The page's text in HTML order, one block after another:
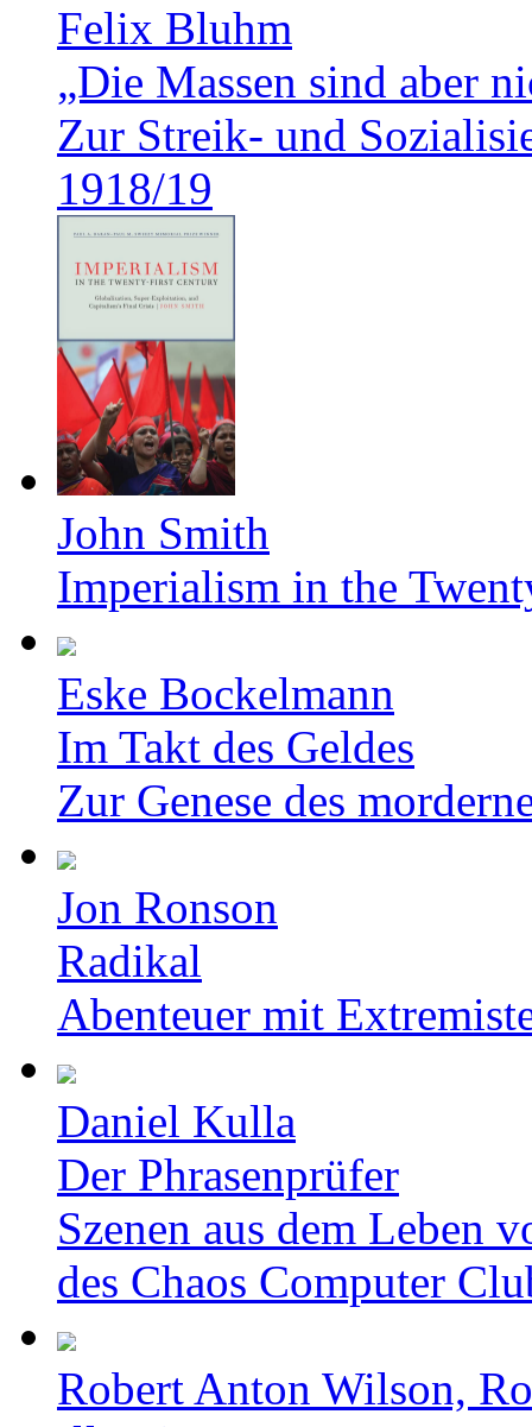
Felix Bluhm
„Die Massen sind aber
Zur Streik- und
1918/19
John Smith
Imperialism in the
Eske Bockelmann
Im Takt des Geldes
Zur Genese des
Jon Ronson
Radikal
Abenteuer mit
Daniel Kulla
Der Phrasenprüfer
Szenen aus dem Leben
des Chaos Computer
Robert Anton Wilson,